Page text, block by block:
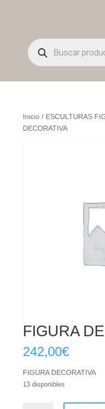
Búsqueda
de
productos
Inicio/ ESCULTURAS
DECORATIVA
FIGURA
242,00€
FIGURA DECORATIVA
13 disponibles